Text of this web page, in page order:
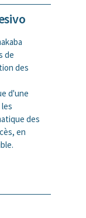
de
des
d'une
des
en